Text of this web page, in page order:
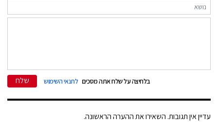
בלחיצה על שלח אתה מסכים לתנאי השימוש שלח
עדיין אין תגובות. השאירו את ההערה הראשונה.